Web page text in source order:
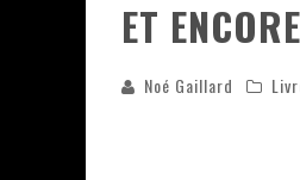
ET
Noé Gaillard